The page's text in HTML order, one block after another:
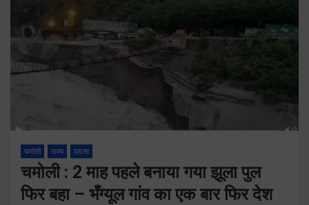
चमोली राज्य हादसा
चमोली : 2 माह पहले बनाया गया झूला पुल
फिर बहा – भँग्यूल गांव का एक बार फिर देश